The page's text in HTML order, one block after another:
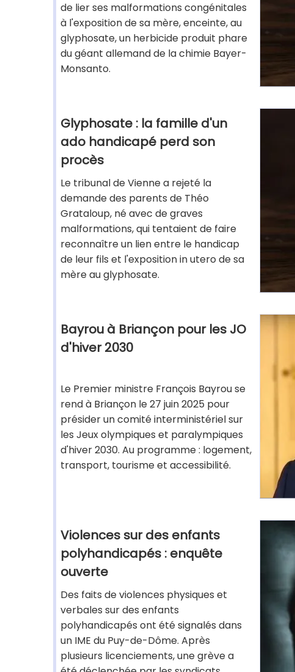
de lier ses malformations congénitales
à l'exposition de sa mère, enceinte, au
glyphosate, un herbicide produit phare
du géant allemand de la chimie Bayer-
Monsanto.
Glyphosate : la famille d'un
ado handicapé perd son
procès
Le tribunal de Vienne a rejeté la
demande des parents de Théo
Grataloup, né avec de graves
malformations, qui tentaient de faire
reconnaître un lien entre le handicap
de leur fils et l'exposition in utero de sa
mère au glyphosate.
Bayrou à Briançon pour les JO
d'hiver 2030
Le Premier ministre François Bayrou se
rend à Briançon le 27 juin 2025 pour
présider un comité interministériel sur
les Jeux olympiques et paralympiques
d'hiver 2030. Au programme : logement,
transport, tourisme et accessibilité.
Violences sur des enfants
polyhandicapés : enquête
ouverte
Des faits de violences physiques et
verbales sur des enfants
polyhandicapés ont été signalés dans
un IME du Puy-de-Dôme. Après
plusieurs licenciements, une grève a